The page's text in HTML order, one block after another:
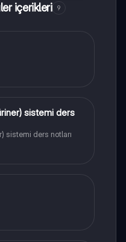
içerikleri 9
sistemi ders
sistemi ders notları